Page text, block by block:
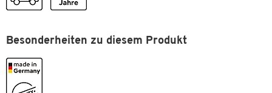
Besonderheiten zu diesem Produkt